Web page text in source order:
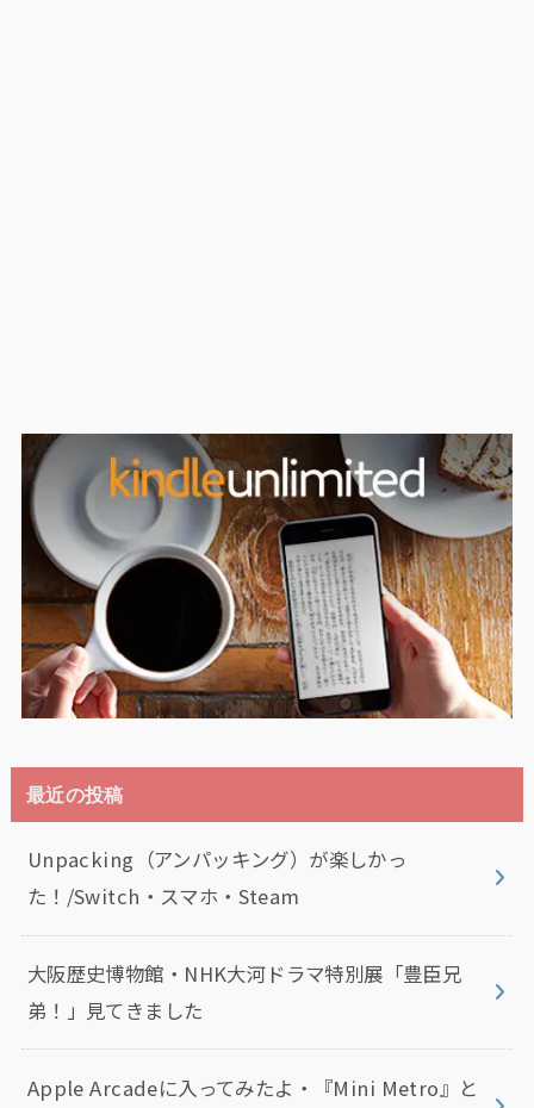
最近の投稿
Unpacking（アンパッキング）が楽しかっ
た！/Switch・スマホ・Steam
大阪歴史博物館・NHK大河ドラマ特別展「豊臣兄
弟！」見てきました
Apple Arcadeに入ってみたよ・『Mini Metro』と